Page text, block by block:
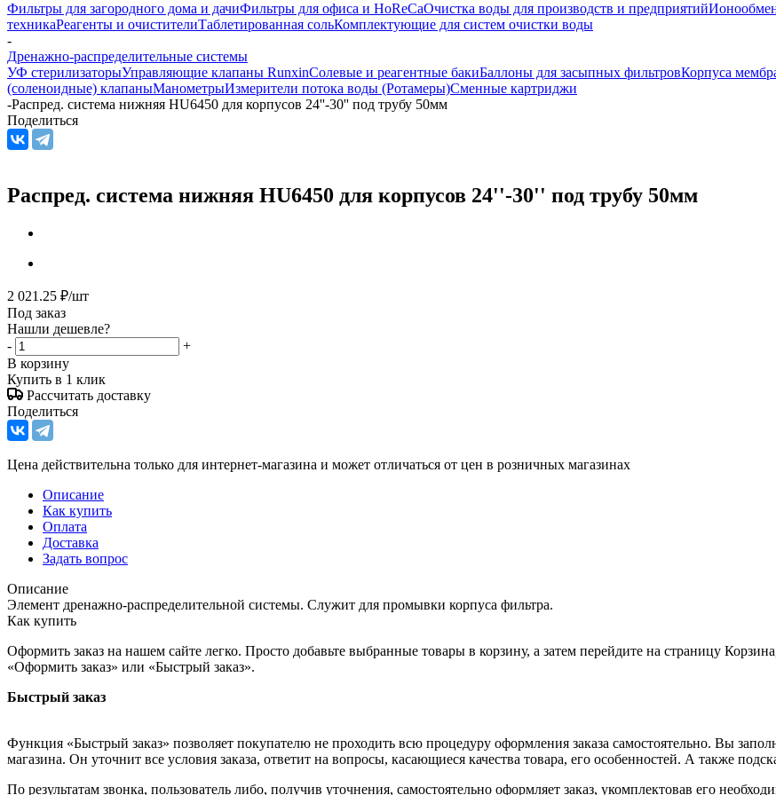
Фильтры для загородного дома и дачиФильтры для офиса и HoReCaОчистка воды для производств и предприятий
техникаРеагенты и очистителиТаблетированная сольКомплектующие для систем очистки воды
-
Дренажно-распределительные системы
УФ стерилизаторыУправляющие клапаны RunxinСолевые и реагентные бакиБаллоны для засыпных фильтровКорпуса
(соленоидные) клапаныМанометрыИзмерители потока воды (Ротамеры)Сменные картриджи
-Распред. система нижняя HU6450 для корпусов 24''-30'' под трубу 50мм
Поделиться
Распред. система нижняя HU6450 для корпусов 24''-30'' под трубу 50мм
2 021.25 ₽/шт
Под заказ
Нашли дешевле?
-
+
В корзину
Купить в 1 клик
Рассчитать доставку
Поделиться
Цена действительна только для интернет-магазина и может отличаться от цен в розничных магазинах
Описание
Как купить
Оплата
Доставка
Задать вопрос
Описание
Элемент дренажно-распределительной системы. Служит для промывки корпуса фильтра.
Как купить
Оформить заказ на нашем сайте легко. Просто добавьте выбранные товары в корзину, а затем перейдите на страницу
«Оформить заказ» или «Быстрый заказ».
Быстрый заказ
Функция «Быстрый заказ» позволяет покупателю не проходить всю процедуру оформления заказа самостоятельно. Вы
магазина. Он уточнит все условия заказа, ответит на вопросы, касающиеся качества товара, его особенностей. А также
По результатам звонка, пользователь либо, получив уточнения, самостоятельно оформляет заказ, укомплектовав его